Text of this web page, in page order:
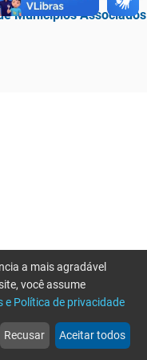
Municípios Associados
web
Notícias
more_horiz
Mais
a mais agradável
você assume
e Política de privacidade
Recusar Aceitar todos
novamente